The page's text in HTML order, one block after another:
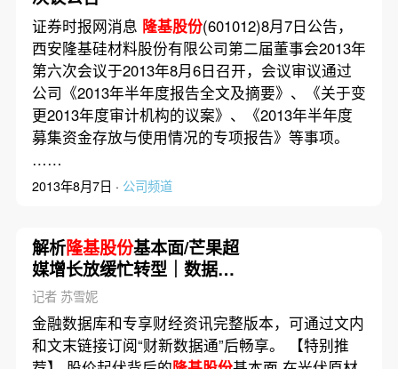
证券时报网消息 隆基股份(601012)8月7日公告，
西安隆基硅材料股份有限公司第二届董事会2013年
第六次会议于2013年8月6日召开，会议审议通过
公司《2013年半年度报告全文及摘要》、《关于变
更2013年度审计机构的议案》、《2013年半年度
募集资金存放与使用情况的专项报告》等事项。
……
2013年8月7日 · 公司频道
解析隆基股份基本面/芒果超
媒增长放缓忙转型｜数据精
华
记者 苏雪妮
金融数据库和专享财经资讯完整版本，可通过文内
和文末链接订阅“财新数据通”后畅享。 【特别推